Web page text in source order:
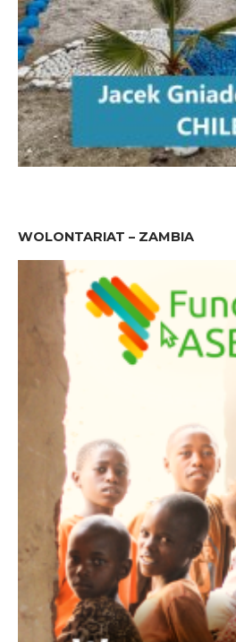
WOLONTARIAT – ZAMBIA